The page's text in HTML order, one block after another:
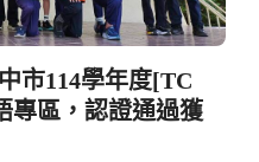
市114學年度[TC
專區，認證通過獲